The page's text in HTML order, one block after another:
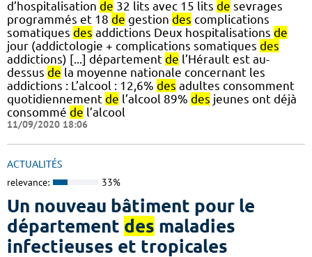
d’hospitalisation de 32 lits avec 15 lits de sevrages
programmés et 18 de gestion des complications
somatiques des addictions Deux hospitalisations de
jour (addictologie + complications somatiques des
addictions) [...] département de l’Hérault est au-
dessus de la moyenne nationale concernant les
addictions : L’alcool : 12,6% des adultes consomment
quotidiennement de l’alcool 89% des jeunes ont déjà
consommé de l’alcool
11/09/2020 18:06
ACTUALITÉS
relevance: 33%
Un nouveau bâtiment pour le
département des maladies
infectieuses et tropicales